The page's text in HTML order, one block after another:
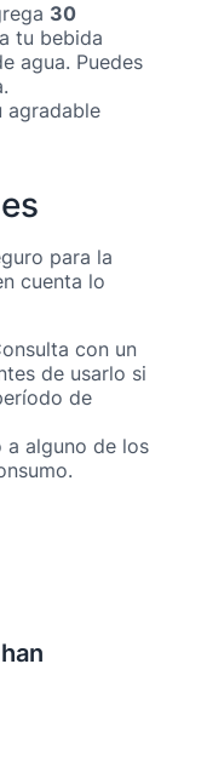
30
tu bebida
agua. Puedes
agradable
para la
cuenta lo
con un
de usarlo si
de
a alguno de los